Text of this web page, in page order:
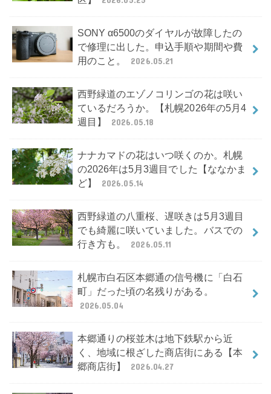
SONY α6500のダイヤルが故障したの
で修理に出した。申込手順や期間や費
用のこと。
2026.05.21
西野緑道のエゾノコリンゴの花は咲い
ているだろうか。【札幌2026年の5月4
週目】
2026.05.18
ナナカマドの花はいつ咲くのか。札幌
の2026年は5月3週目でした【ななかま
ど】
2026.05.14
西野緑道の八重桜、遅咲きは5月3週目
でも綺麗に咲いていました。バスでの
行き方も。
2026.05.11
札幌市白石区本郷通の信号機に「白石
町」だった頃の名残りがある。
2026.05.04
本郷通りの桜並木は地下鉄駅から近
く、地域に根ざした商店街にある【本
郷商店街】
2026.04.27